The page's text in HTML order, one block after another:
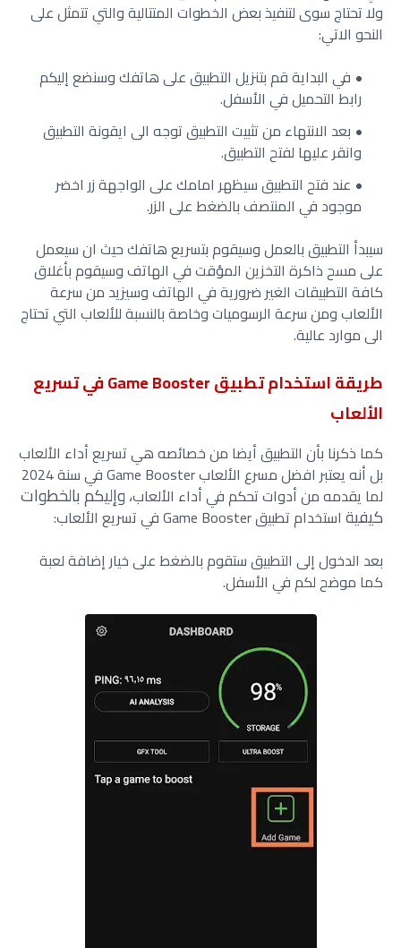
ولا تحتاج سوى لتنفيذ بعض الخطوات المتتالية والتي تتمثل على
النحو الاتي:
في البداية قم بتنزيل التطبيق على هاتفك وسنضع إليكم
رابط التحميل في الأسفل.
بعد الانتهاء من تثبيت التطبيق توجه الى ايقونة التطبيق
وانقر عليها لفتح التطبيق.
عند فتح التطبيق سيظهر امامك على الواجهة زر اخضر
موجود في المنتصف بالضغط على الزر.
سيبدأ التطبيق بالعمل وسيقوم بتسريع هاتفك حيث ان سيعمل
على مسح ذاكرة التخزين المؤقت في الهاتف وسيقوم بأغلاق
كافة التطبيقات الغير ضرورية في الهاتف وسيزيد من سرعة
الألعاب ومن سرعة الرسوميات وخاصة بالنسبة للألعاب التي تحتاج
الى موارد عالية.
طريقة استخدام
تطبيق Game Booster في تسريع
الألعاب
كما ذكرنا بأن التطبيق أيضا من خصائصه هي تسريع أداء الألعاب
بل أنه يعتبر افضل مسرع الألعاب Game Booster في سنة 2024
لما يقدمه من أدوات تحكم في أداء الألعاب، وإليكم بالخطوات
كيفية استخدام تطبيق Game Booster في تسريع الألعاب:
بعد الدخول إلى التطبيق ستقوم بالضغط على خيار إضافة لعبة
كما موضح لكم في الأسفل.